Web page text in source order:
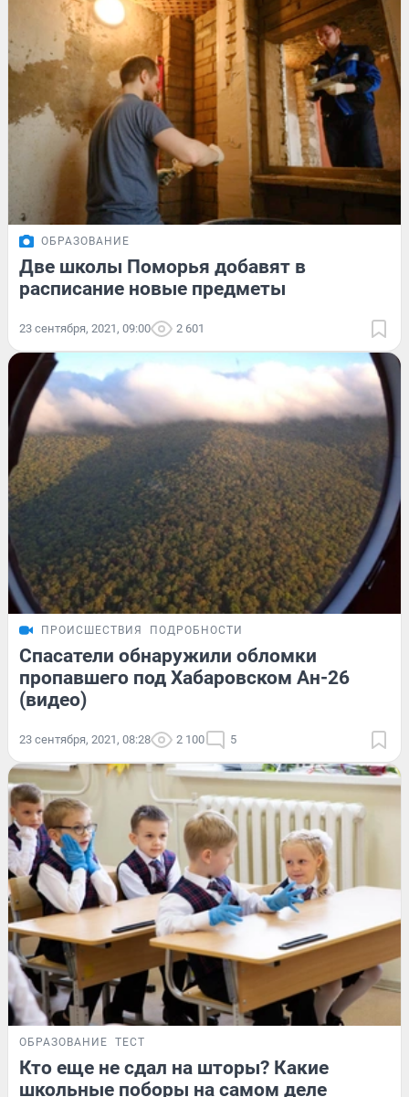
ОБРАЗОВАНИЕ
Две школы Поморья добавят в
расписание новые предметы
23 сентября, 2021, 09:00 2 601
ПРОИСШЕСТВИЯ ПОДРОБНОСТИ
Спасатели обнаружили обломки
пропавшего под Хабаровском Ан-26
(видео)
23 сентября, 2021, 08:28 2 100 5
ОБРАЗОВАНИЕ ТЕСТ
Кто еще не сдал на шторы? Какие
школьные поборы на самом деле